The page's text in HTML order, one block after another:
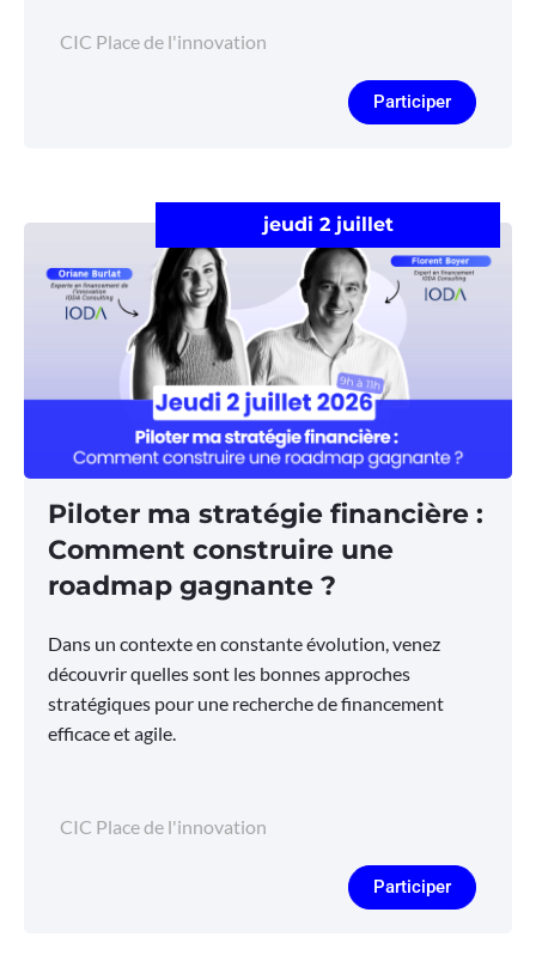
CIC Place de l'innovation
Participer
jeudi 2 juillet
Piloter ma stratégie financière :
Comment construire une
roadmap gagnante ?
Dans un contexte en constante évolution, venez
découvrir quelles sont les bonnes approches
stratégiques pour une recherche de financement
efficace et agile.
CIC Place de l'innovation
Participer